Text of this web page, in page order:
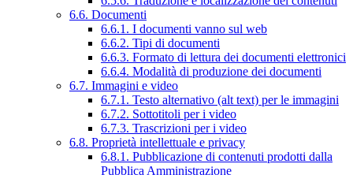
6.6. Documenti
6.6.1. I documenti vanno sul web
6.6.2. Tipi di documenti
6.6.3. Formato di lettura dei documenti elettronici
6.6.4. Modalità di produzione dei documenti
6.7. Immagini e video
6.7.1. Testo alternativo (alt text) per le immagini
6.7.2. Sottotitoli per i video
6.7.3. Trascrizioni per i video
6.8. Proprietà intellettuale e privacy
6.8.1. Pubblicazione di contenuti prodotti dalla
Pubblica Amministrazione